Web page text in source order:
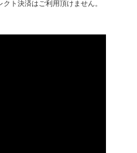
ト決済はご利用頂けません。